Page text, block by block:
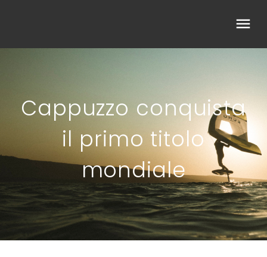
Cappuzzo conquista
il primo titolo
mondiale